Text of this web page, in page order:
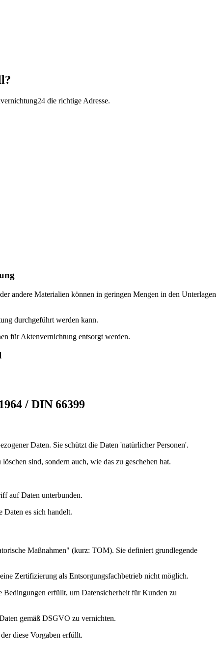
die richtige Adresse.
andere Materialien können in geringen Mengen in den Unterlagen
durchgeführt werden kann.
für Aktenvernichtung entsorgt werden.
/ DIN 66399
Daten. Sie schützt die Daten 'natürlicher Personen'.
sind, sondern auch, wie das zu geschehen hat.
auf Daten unterbunden.
es sich handelt.
Maßnahmen" (kurz: TOM). Sie definiert grundlegende
Zertifizierung als Entsorgungsfachbetrieb nicht möglich.
Bedingungen erfüllt, um Datensicherheit für Kunden zu
gemäß DSGVO zu vernichten.
diese Vorgaben erfüllt.